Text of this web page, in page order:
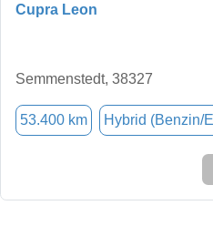
Cupra Leon
Semmenstedt, 38327
53.400 km Hybrid (Benzin/